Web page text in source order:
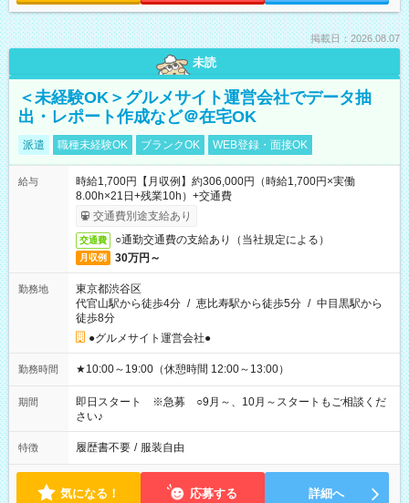
掲載日：2026.08.07
未読
＜未経験OK＞グルメサイト運営会社でデータ抽
出・レポート作成など＠在宅OK
派遣 職種未経験OK ブランクOK WEB登録・面接OK
給与
時給1,700円【月収例】約306,000円（時給1,700円×実働
8.00h×21日+残業10h）+交通費
交通費別途支給あり
交通費 ○通勤交通費の支給あり（当社規定による）
月収例 30万円～
勤務地
東京都渋谷区
代官山駅から徒歩4分 / 恵比寿駅から徒歩5分 / 中目黒駅から
徒歩8分
●グルメサイト運営会社●
勤務時間 ★10:00～19:00（休憩時間 12:00～13:00）
期間
即日スタート ※急募 ○9月～、10月～スタートもご相談くだ
さい♪
特徴 履歴書不要 / 服装自由
気になる！ 応募する 詳細へ